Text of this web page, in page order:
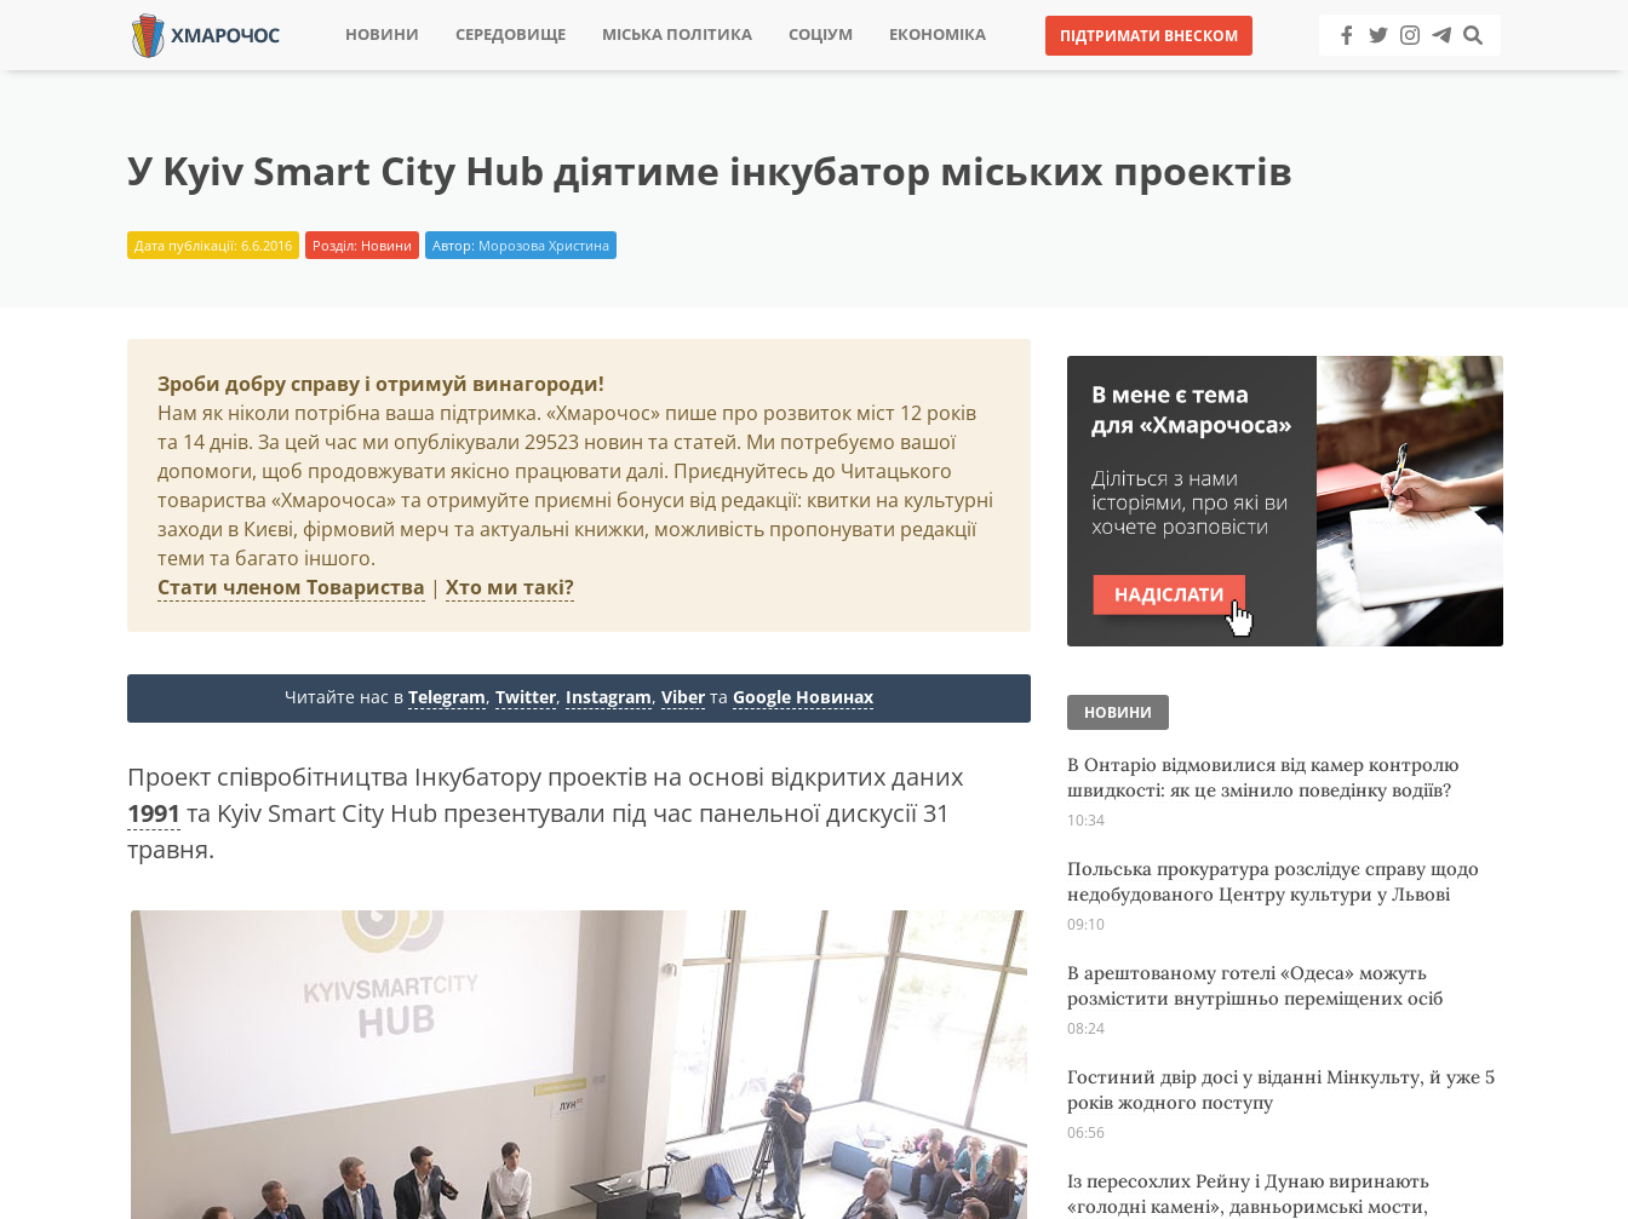
НОВИНИ СЕРЕДОВИЩЕ МІСЬКА ПОЛІТИКА СОЦІУМ ЕКОНОМІКА ПІДТРИМАТИ ВНЕСКОМ
У Kyiv Smart City Hub діятиме інкубатор міських проектів
Дата публікації: 6.6.2016 Розділ: Новини Автор: Морозова Христина
Зроби добру справу і отримуй винагороди!
Нам як ніколи потрібна ваша підтримка. «Хмарочос» пише про розвиток міст 12 років
та 14 днів. За цей час ми опублікували 29523 новин та статей. Ми потребуємо вашої
допомоги, щоб продовжувати якісно працювати далі. Приєднуйтесь до Читацького
товариства «Хмарочоса» та отримуйте приємні бонуси від редакції: квитки на культурні
заходи в Києві, фірмовий мерч та актуальні книжки, можливість пропонувати редакції
теми та багато іншого.
Стати членом Товариства | Хто ми такі?
Читайте нас в Telegram, Twitter, Instagram, Viber та Google Новинах
Проект співробітництва Інкубатору проектів на основі відкритих даних
1991 та Kyiv Smart City Hub презентували під час панельної дискусії 31
травня.
НОВИНИ
В Онтаріо відмовилися від камер контролю
швидкості: як це змінило поведінку водіїв?
10:34
Польська прокуратура розслідує справу щодо
недобудованого Центру культури у Львові
09:10
В арештованому готелі «Одеса» можуть
розмістити внутрішньо переміщених осіб
08:24
Гостиний двір досі у віданні Мінкульту, й уже 5
років жодного поступу
06:56
Із пересохлих Рейну і Дунаю виринають
«голодні камені», давньоримські мости,